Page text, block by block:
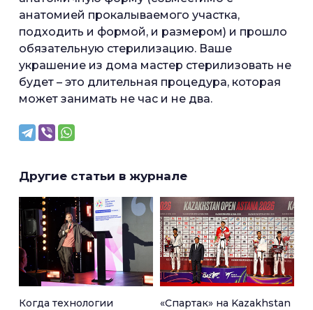
анатомией прокалываемого участка,
подходить и формой, и размером) и прошло
обязательную стерилизацию. Ваше
украшение из дома мастер стерилизовать не
будет – это длительная процедура, которая
может занимать не час и не два.
Другие статьи в журнале
Когда технологии
«Спартак» на Kazakhstan